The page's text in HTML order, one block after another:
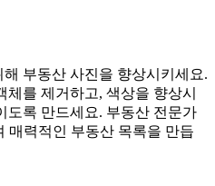
부동산 사진을 향상시키세요.
를 제거하고, 색상을 향상시
도록 만드세요. 부동산 전문가
매력적인 부동산 목록을 만듭